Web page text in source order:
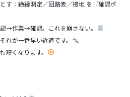
す：絶縁測定／回路表／接地 を『確認ポ
→作業→確認。これを崩さない。
れが一番早い近道です。
短くなります。